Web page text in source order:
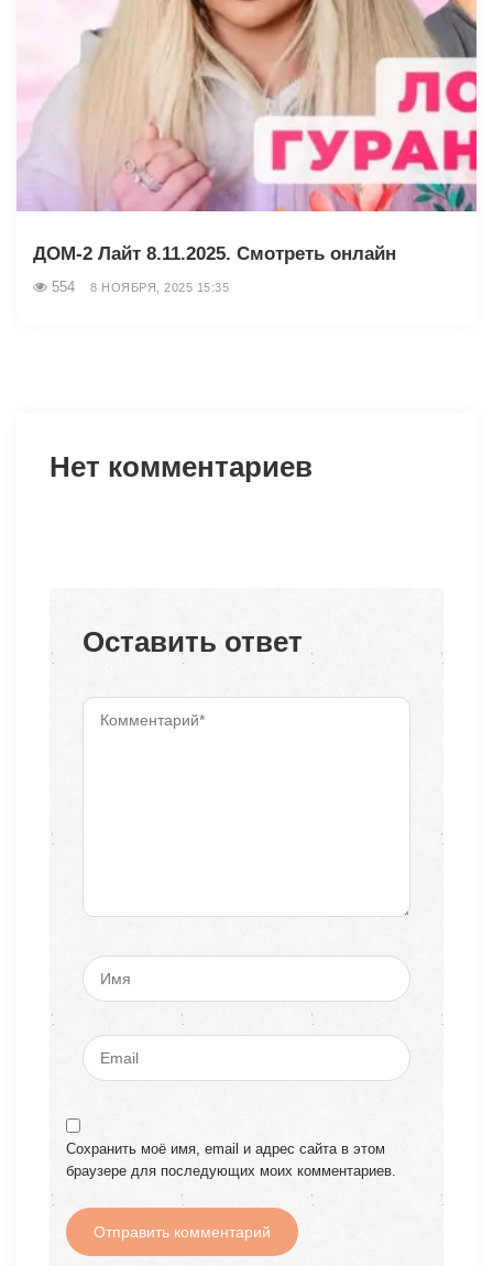
ДОМ-2 Лайт 8.11.2025. Смотреть онлайн
554 8 НОЯБРЯ, 2025 15:35
Нет комментариев
Оставить ответ
Сохранить моё имя, email и адрес сайта в этом
браузере для последующих моих комментариев.